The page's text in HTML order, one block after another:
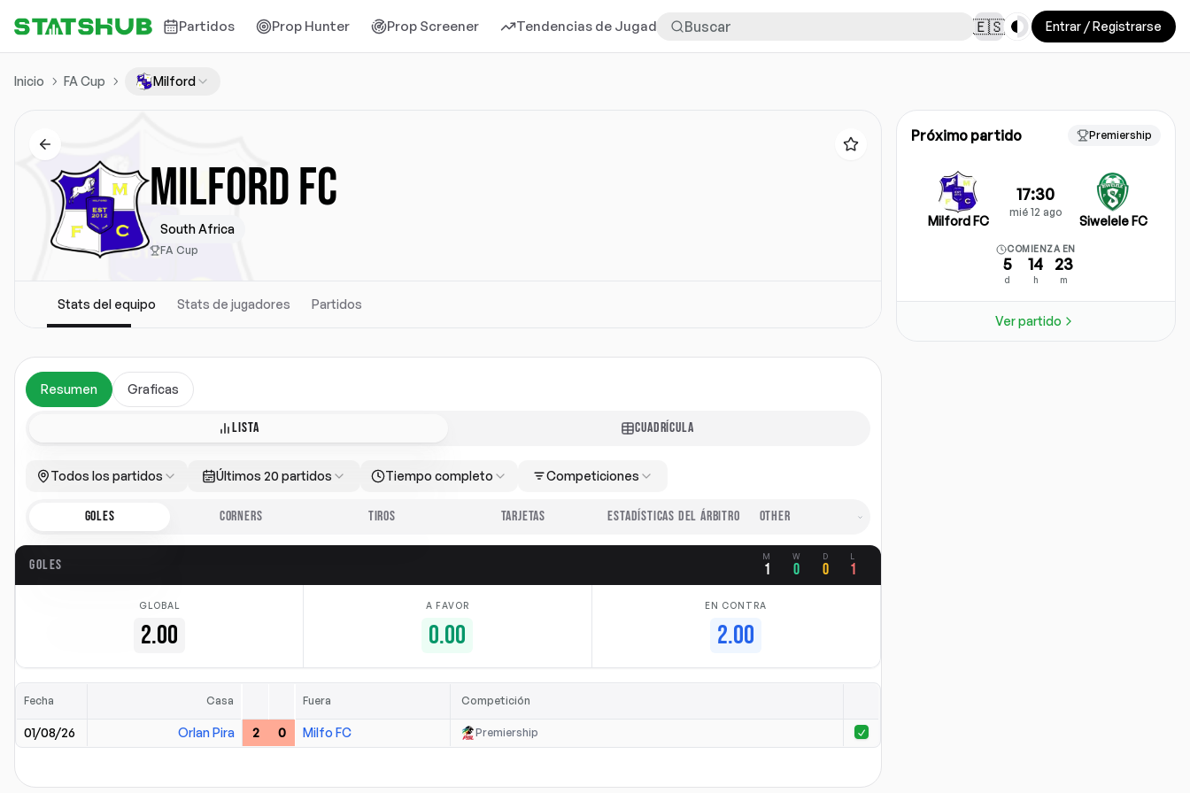
Partidos Prop Hunter Prop Screener Tendencias de Jugadores Más 🇪🇸 Toggle theme
Entrar / Registrarse
Inicio FA Cup Milford
MILFORD FC
South Africa
FA Cup
Stats del equipo Stats de jugadores Partidos
Próximo partido Premiership
Milford FC
17:30
mié 12 ago
Siwelele FC
COMIENZA EN
5
d
14
h
23
m
Ver partido
Resumen Graficas
LISTA CUADRÍCULA
Todos los partidos Últimos 20 partidos Tiempo completo Competiciones
GOLES CORNERS TIROS TARJETAS ESTADÍSTICAS DEL ÁRBITRO
GOLES M
1
W
0
D
0
L
1
GLOBAL
2.00
A FAVOR
0.00
EN CONTRA
2.00
Fecha Casa Fuera Competición
01/08/26 Orlan Pira 2 0 Milfo FC Premiership